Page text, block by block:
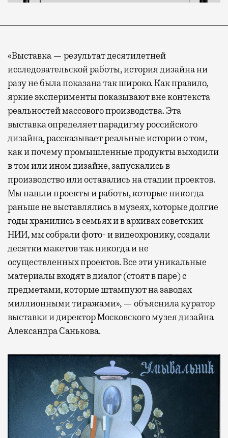
«Выставка — результат десятилетней
исследовательской работы, история дизайна ни
разу не была показана так широко. Как правило,
яркие эксперименты показывают вне контекста
реальностей массового производства. Эта
выставка определяет парадигму российского
дизайна, рассказывает реальные истории о том,
как и почему промышленные продукты выходили
в том или ином дизайне, запускались в
производство или оставались на стадии проектов.
Мы нашли проекты и работы, которые никогда
раньше не выставлялись в музеях, которые долгие
годы хранились в семьях и в архивах советских
НИИ, мы собрали фото- и видеохронику, создали
десятки макетов так никогда и не
осуществленных проектов. Все эти уникальные
материалы входят в диалог (стоят в паре) с
предметами, которые штампуют на заводах
миллионными тиражами», — объяснила куратор
выставки и директор Московского музея дизайна
Александра Санькова.